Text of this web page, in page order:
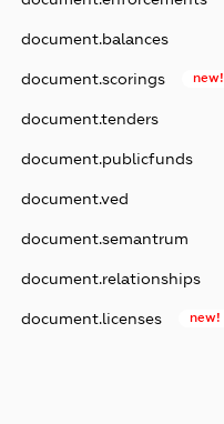
document.balances
document.scorings new!
document.tenders
document.publicfunds
document.ved
document.semantrum
document.relationships
document.licenses new!